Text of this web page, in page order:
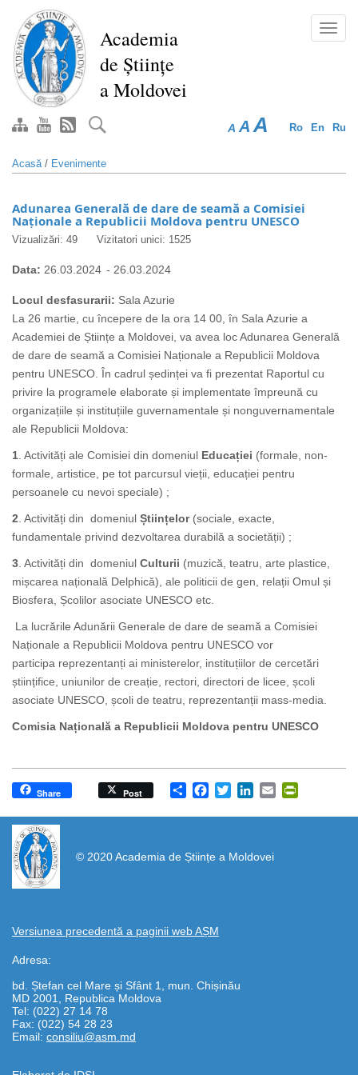
conţinutul
principal
Academia
de Științe
a Moldovei
Ro En Ru
A A A
Acasă/ Evenimente
Adunarea Generală de dare de seamă a Comisiei
Naționale a Republicii Moldova pentru UNESCO
Vizualizări: 49 Vizitatori unici: 1525
Data: 26.03.2024 - 26.03.2024
Locul desfasurarii: Sala Azurie
La 26 martie, cu începere de la ora 14 00, în Sala Azurie a
Academiei de Științe a Moldovei, va avea loc Adunarea Generală
de dare de seamă a Comisiei Naționale a Republicii Moldova
pentru UNESCO. În cadrul ședinței va fi prezentat Raportul cu
privire la programele elaborate și implementate împreună cu
organizațiile și instituțiile guvernamentale și nonguvernamentale
ale Republicii Moldova:
1 . Activități ale Comisiei din domeniul Educației (formale, non-
formale, artistice, pe tot parcursul vieții, educației pentru
persoanele cu nevoi speciale) ;
2 . Activități din domeniul Științelor(sociale, exacte,
fundamentale privind dezvoltarea durabilă a societății) ;
3 . Activități din domeniul Culturii (muzică, teatru, arte plastice,
mișcarea națională Delphică), ale politicii de gen, relații Omul și
Biosfera, Școlilor asociate UNESCO etc.
La lucrările Adunării Generale de dare de seamă a Comisiei
Naționale a Republicii Moldova pentru UNESCO vor
participa reprezentanți ai ministerelor, instituțiilor de cercetări
științifice, uniunilor de creație, rectori, directori de licee, școli
asociate UNESCO, școli de teatru, reprezentanții mass-media.
Comisia Națională a Republicii Moldova pentru UNESCO
Share
Share Post Facebook
TwitterLinkedIn
Email
© 2020 Academia de Științe a Moldovei
Versiunea precedentă a paginii web AȘM
Adresa:
bd. Ștefan cel Mare și Sfânt 1, mun. Chișinău
MD 2001, Republica Moldova
Tel: (022) 27 14 78
Fax: (022) 54 28 23
Email: consiliu@asm.md
https://propletenie.ru/